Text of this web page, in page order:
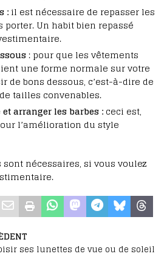
: il est nécessaire de repasser les
porter. Un habit bien repassé
: pour que les vêtements
une forme normale sur votre
de bons dessous, c’est-à-dire de
tailles convenables.
arranger les barbes : ceci est,
l’amélioration du style
nécessaires, si vous voulez
ses lunettes de vue ou de soleil